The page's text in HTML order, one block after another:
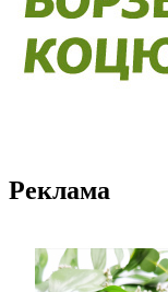
Реклама